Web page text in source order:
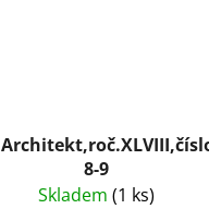
Architekt,roč.XLVIII,číslo-
8-9
Skladem (1 ks)